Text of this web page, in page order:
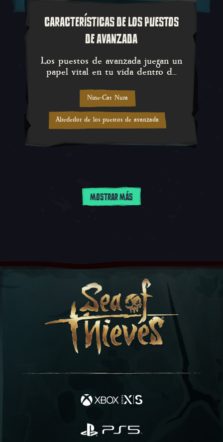
CARACTERÍSTICAS DE LOS PUESTOS
DE AVANZADA
Los puestos de avanzada juegan un
papel vital en tu vida dentro d...
Los puestos de avanzada
Nine-Cat Nura
Alrededor de los puestos de avanzada
MOSTRAR MÁS